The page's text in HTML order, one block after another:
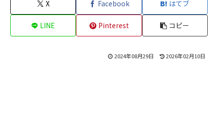
X Facebook はてブ
LINE Pinterest コピー
2024年08月29日 2026年02月10日